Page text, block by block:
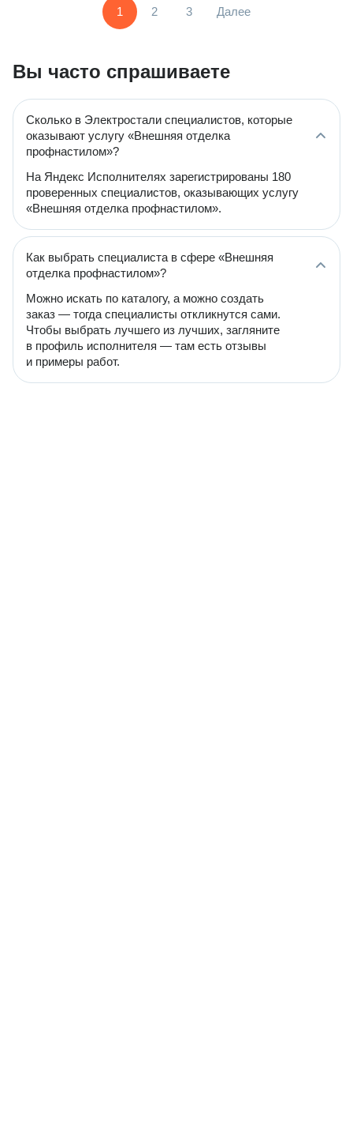
1 2 3 Далее
Вы часто спрашиваете
Сколько в Электростали специалистов, которые
оказывают услугу «Внешняя отделка
профнастилом»?
На Яндекс Исполнителях зарегистрированы 180
проверенных специалистов, оказывающих услугу
«Внешняя отделка профнастилом».
Как выбрать специалиста в сфере «Внешняя
отделка профнастилом»?
Можно искать по каталогу, а можно создать
заказ — тогда специалисты откликнутся сами.
Чтобы выбрать лучшего из лучших, загляните
в профиль исполнителя — там есть отзывы
и примеры работ.